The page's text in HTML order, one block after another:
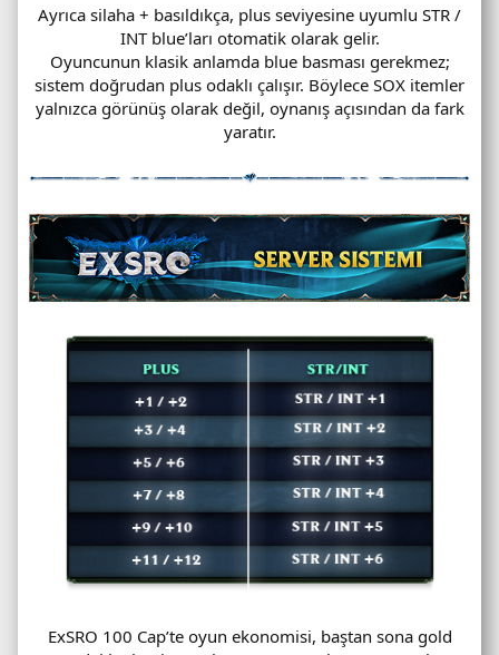
Ayrıca silaha + basıldıkça, plus seviyesine uyumlu STR /
INT blue’ları otomatik olarak gelir.
Oyuncunun klasik anlamda blue basması gerekmez;
sistem doğrudan plus odaklı çalışır. Böylece SOX itemler
yalnızca görünüş olarak değil, oynanış açısından da fark
yaratır.
ExSRO 100 Cap’te oyun ekonomisi, baştan sona gold